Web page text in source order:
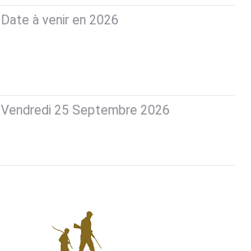
Date à venir en 2026
Vendredi 25 Septembre 2026